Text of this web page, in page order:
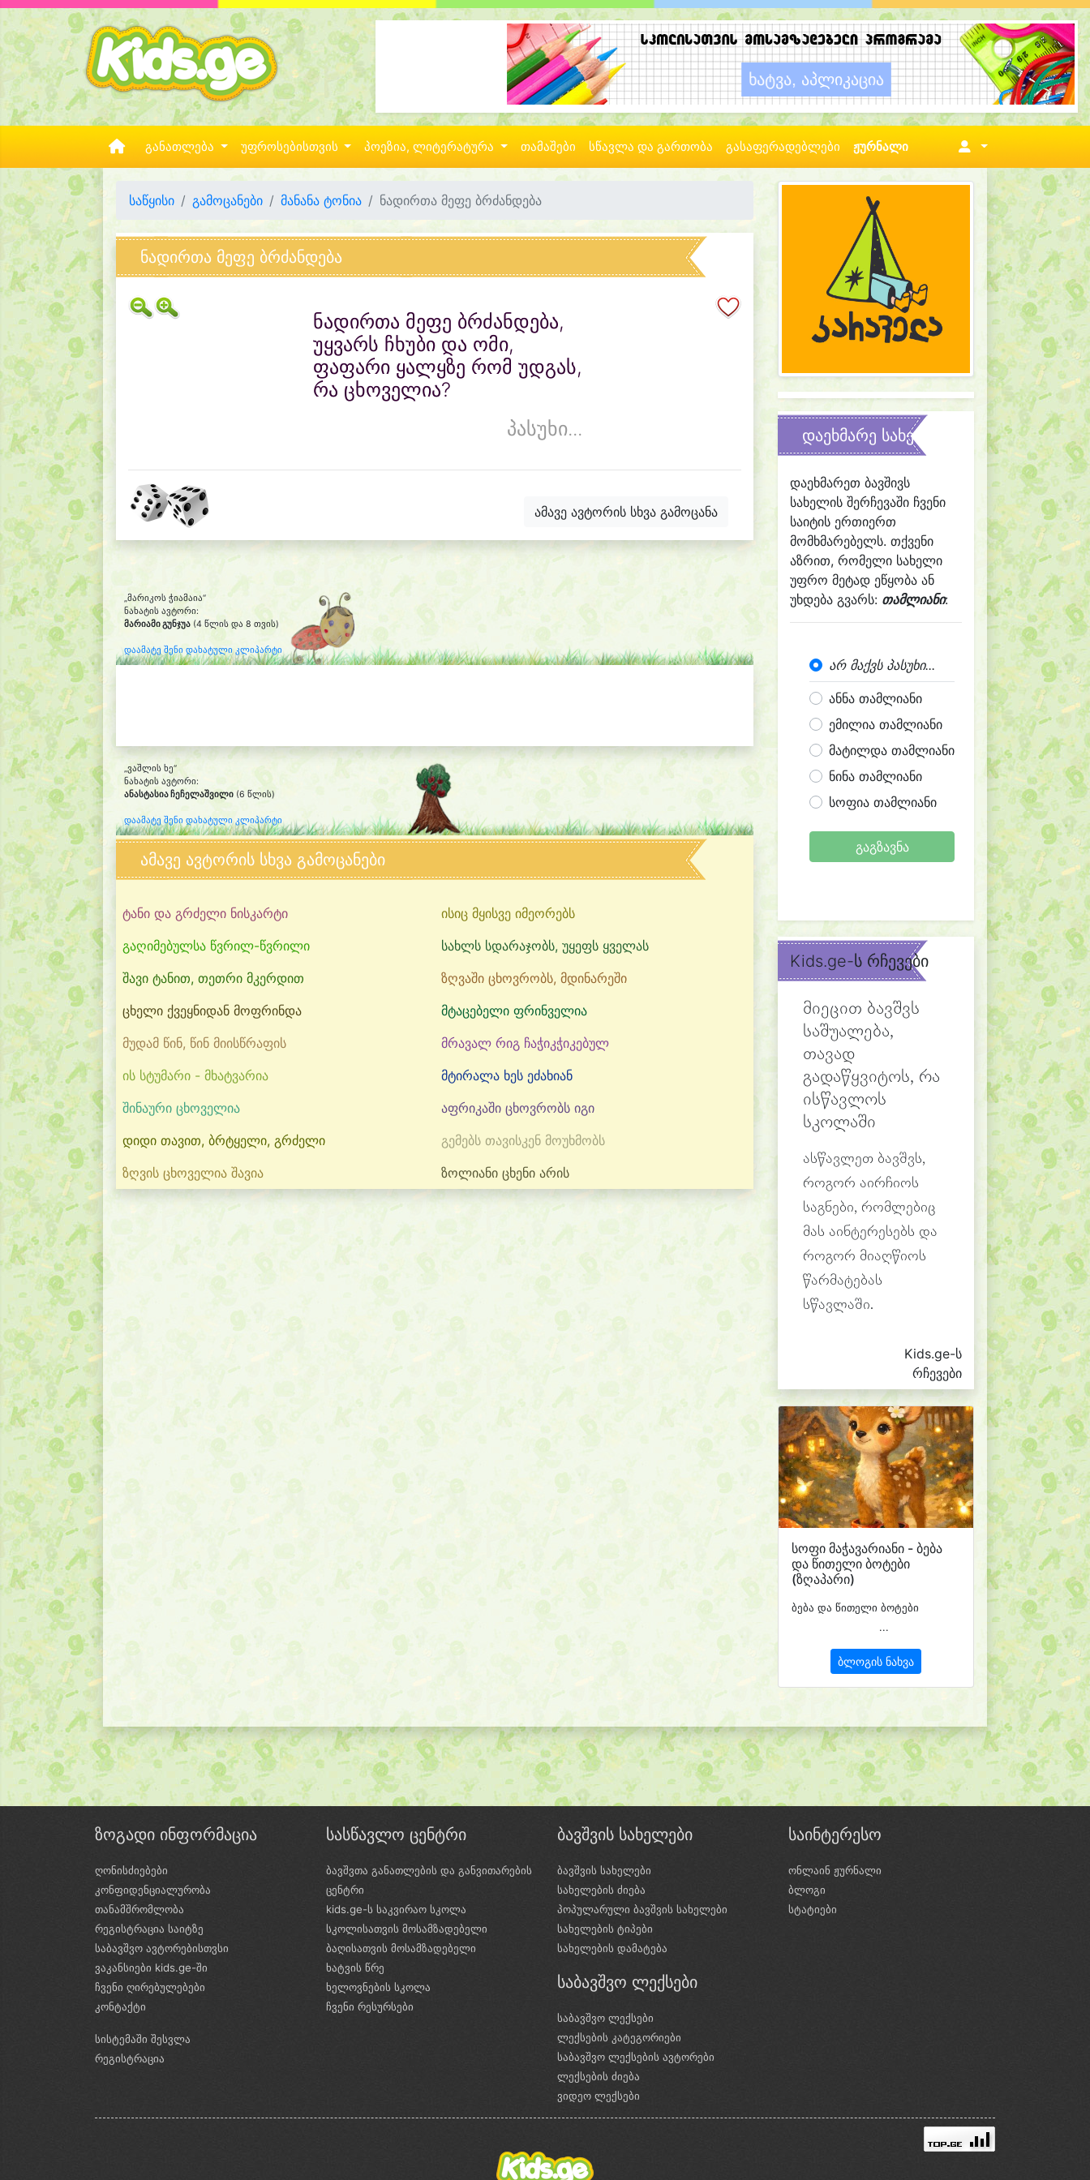
განათლება უფროსებისთვის პოეზია, ლიტერატურა თამაშები სწავლა და გართობა გასაფერადებლები ჟურნალი
საწყისი გამოცანები მანანა ტონია ნადირთა მეფე ბრძანდება
ნადირთა მეფე ბრძანდება
ნადირთა მეფე ბრძანდება,
უყვარს ჩხუბი და ომი,
ფაფარი ყალყზე რომ უდგას,
რა ცხოველია?
პასუხი...
ამავე ავტორის სხვა გამოცანა
„მარიკოს ჭიამაია“
ნახატის ავტორი:
მარიამი გუნჯუა (4 წლის და 8 თვის)
დაამატე შენი დახატული კლიპარტი
„ვაშლის ხე“
ნახატის ავტორი:
ანასტასია ჩეჩელაშვილი (6 წლის)
დაამატე შენი დახატული კლიპარტი
ამავე ავტორის სხვა გამოცანები
ტანი და გრძელი ნისკარტი
ისიც მყისვე იმეორებს
გაღიმებულსა წვრილ-წვრილი
სახლს სდარაჯობს, უყეფს ყველას
შავი ტანით, თეთრი მკერდით
ზღვაში ცხოვრობს, მდინარეში
ცხელი ქვეყნიდან მოფრინდა
მტაცებელი ფრინველია
მუდამ წინ, წინ მიისწრაფის
მრავალ რიგ ჩაჭიკჭიკებულ
ის სტუმარი - მხატვარია
მტირალა ხეს ეძახიან
შინაური ცხოველია
აფრიკაში ცხოვრობს იგი
დიდი თავით, ბრტყელი, გრძელი
გემებს თავისკენ მოუხმობს
ზღვის ცხოველია შავია
ზოლიანი ცხენი არის
დაეხმარე სახელის შერჩევაში
დაეხმარეთ ბავშივს
სახელის შერჩევაში ჩვენი
საიტის ერთიერთ
მომხმარებელს. თქვენი
აზრით, რომელი სახელი
უფრო მეტად ეწყობა ან
უხდება გვარს: თამლიანი:
არ მაქვს პასუხი...
ანნა თამლიანი
ემილია თამლიანი
მატილდა თამლიანი
ნინა თამლიანი
სოფია თამლიანი
გაგზავნა
Kids.ge-ს რჩევები
მიეცით ბავშვს
საშუალება,
თავად
გადაწყვიტოს, რა
ისწავლოს
სკოლაში
ასწავლეთ ბავშვს,
როგორ აირჩიოს
საგნები, რომლებიც
მას აინტერესებს და
როგორ მიაღწიოს
წარმატებას
სწავლაში.
Kids.ge-ს
რჩევები
სოფი მაჭავარიანი - ბება
და წითელი ბოტები
(ზღაპარი)
ბება და წითელი ბოტები
...
ბლოგის ნახვა
ზოგადი ინფორმაცია
ღონისძიებები
კონფიდენციალურობა
თანამშრომლობა
რეგისტრაცია საიტზე
საბავშვო ავტორებისთვსი
ვაკანსიები kids.ge-ში
ჩვენი ღირებულებები
კონტაქტი
სისტემაში შესვლა
რეგისტრაცია
სასწავლო ცენტრი
ბავშვთა განათლების და განვითარების
ცენტრი
kids.ge-ს საკვირაო სკოლა
სკოლისათვის მოსამზადებელი
ბაღისათვის მოსამზადებელი
ხატვის წრე
ხელოვნების სკოლა
ჩვენი რესურსები
ბავშვის სახელები
ბავშვის სახელები
სახელების ძიება
პოპულარული ბავშვის სახელები
სახელების ტიპები
სახელების დამატება
საბავშვო ლექსები
საბავშვო ლექსები
ლექსების კატეგორიები
საბავშვო ლექსების ავტორები
ლექსების ძიება
ვიდეო ლექსები
საინტერესო
ონლაინ ჟურნალი
ბლოგი
სტატიები